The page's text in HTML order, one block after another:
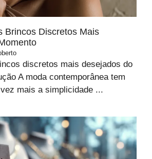
Brincos Discretos Mais
discretos mais desejados do
A moda contemporânea tem
mais a simplicidade ...